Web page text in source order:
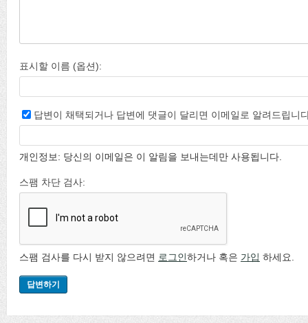
표시할 이름 (옵션):
답변이 채택되거나 답변에 댓글이 달리면 이메일로 알려드립니
개인정보: 당신의 이메일은 이 알림을 보내는데만 사용됩니다.
스팸 차단 검사:
스팸 검사를 다시 받지 않으려면 로그인하거나 혹은 가입 하세요.